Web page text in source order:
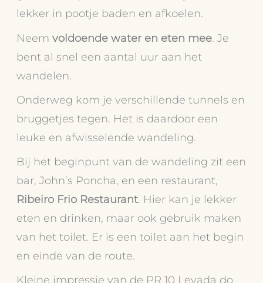
lekker in pootje baden en afkoelen.
Neemvoldoende water en eten mee. Je
bent al snel een aantal uur aan het
wandelen.
Onderweg kom je verschillende tunnels en
bruggetjes tegen. Het is daardoor een
leuke en afwisselende wandeling.
Bij het beginpunt van de wandeling zit een
bar, John’s Poncha, en een restaurant,
Ribeiro Frio Restaurant. Hier kan je lekker
eten en drinken, maar ook gebruik maken
van het toilet. Er is een toilet aan het begin
en einde van de route.
Kleine impressie van de PR 10 Levada do